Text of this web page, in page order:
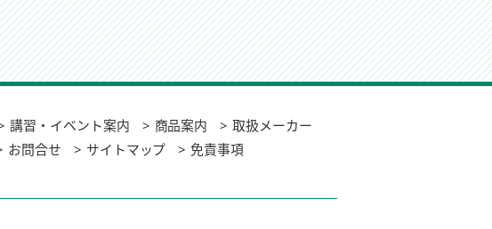
講習・イベント案内 商品案内
取扱メーカー
お問合せ サイトマップ 免責事項